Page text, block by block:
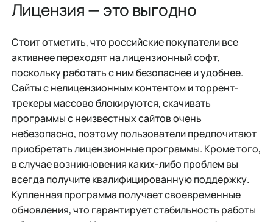
Лицензия — это выгодно
Стоит отметить, что российские покупатели все
активнее переходят на лицензионный софт,
поскольку работать с ним безопаснее и удобнее.
Сайты с нелицензионным контентом и торрент-
трекеры массово блокируются, скачивать
программы с неизвестных сайтов очень
небезопасно, поэтому пользователи предпочитают
приобретать лицензионные программы. Кроме того,
в случае возникновения каких-либо проблем вы
всегда получите квалифицированную поддержку.
Купленная программа получает своевременные
обновления, что гарантирует стабильность работы